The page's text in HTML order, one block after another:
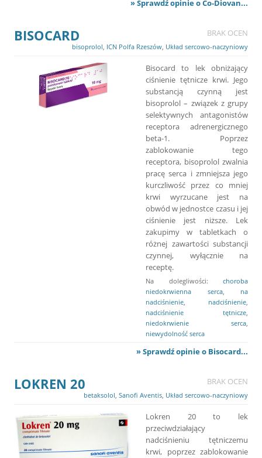
» Sprawdź opinie o Co-Diovan...
BISOCARD BRAK OCEN
bisoprolol ICN Polfa Rzeszów Układ sercowo-naczyniowy
Bisocard to lek obniżający
ciśnienie tętnicze krwi. Jego
substancją czynną jest
bisoprolol – związek z grupy
selektywnych antagonistów
receptora adrenergicznego
beta-1. Poprzez
zablokowanie tego
receptora, bisoprolol zwalnia
pracę serca i zmniejsza jego
kurczliwość przez co mniej
krwi wyrzucane jest na
obwód w jednostce czasu i jej
ciśnienie jest niższe. Lek
zakupimy w tabletkach o
różnej zawartości substancji
czynnej, wyłącznie na
receptę.
Na dolegliwości: choroba
niedokrwienna serca, na
nadciśnienie
nadciśnienie
nadciśnienie tętnicze
niedokrwienie serca
niewydolność serca
» Sprawdź opinie o Bisocard...
LOKREN 20 BRAK OCEN
betaksolol Sanofi Aventis Układ sercowo-naczyniowy
Lokren 20 to lek
przeciwdziałający
nadciśnieniu tętniczemu
krwi, poprzez zablokowanie